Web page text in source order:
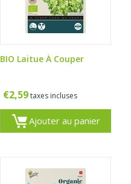
BIO Laitue À Couper
€2,59 taxes incluses
Ajouter au panier